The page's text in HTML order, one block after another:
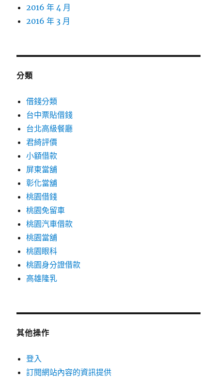
2016 年 4 月
2016 年 3 月
分類
借錢分類
台中票貼借錢
台北高級餐廳
君綺評價
小額借款
屏東當舖
彰化當舖
桃園借錢
桃園免留車
桃園汽車借款
桃園當舖
桃園眼科
桃園身分證借款
高雄隆乳
其他操作
登入
訂閱網站內容的資訊提供